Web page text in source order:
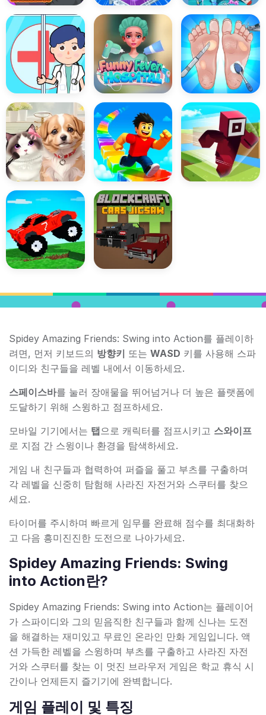
Spidey Amazing Friends: Swing into Action를 플레이하
려면, 먼저 키보드의 방향키 또는 WASD 키를 사용해 스파
이디와 친구들을 레벨 내에서 이동하세요.
스페이스바를 눌러 장애물을 뛰어넘거나 더 높은 플랫폼에
도달하기 위해 스윙하고 점프하세요.
모바일 기기에서는 탭으로 캐릭터를 점프시키고 스와이프
로 지점 간 스윙이나 환경을 탐색하세요.
게임 내 친구들과 협력하여 퍼즐을 풀고 부츠를 구출하며
각 레벨을 신중히 탐험해 사라진 자전거와 스쿠터를 찾으
세요.
타이머를 주시하며 빠르게 임무를 완료해 점수를 최대화하
고 다음 흥미진진한 도전으로 나아가세요.
Spidey Amazing Friends: Swing
into Action란?
Spidey Amazing Friends: Swing into Action는 플레이어
가 스파이디와 그의 믿음직한 친구들과 함께 신나는 도전
을 해결하는 재미있고 무료인 온라인 만화 게임입니다. 액
션 가득한 레벨을 스윙하며 부츠를 구출하고 사라진 자전
거와 스쿠터를 찾는 이 멋진 브라우저 게임은 학교 휴식 시
간이나 언제든지 즐기기에 완벽합니다.
게임 플레이 및 특징